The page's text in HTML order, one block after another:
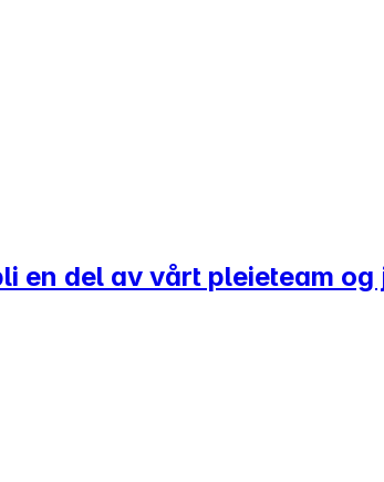
en del av vårt pleieteam